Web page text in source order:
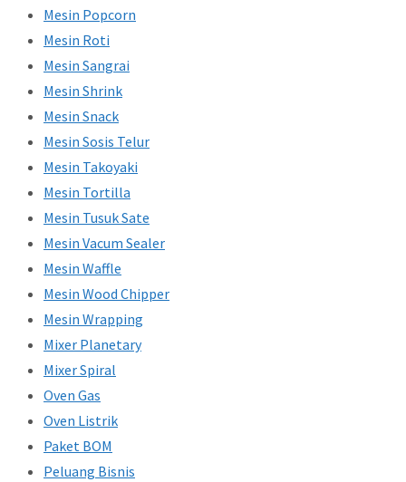
Mesin Popcorn
Mesin Roti
Mesin Sangrai
Mesin Shrink
Mesin Snack
Mesin Sosis Telur
Mesin Takoyaki
Mesin Tortilla
Mesin Tusuk Sate
Mesin Vacum Sealer
Mesin Waffle
Mesin Wood Chipper
Mesin Wrapping
Mixer Planetary
Mixer Spiral
Oven Gas
Oven Listrik
Paket BOM
Peluang Bisnis